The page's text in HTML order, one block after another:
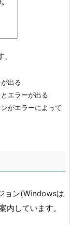
出る
エラーが出る
がエラーによって
ョン(Windowsは
しています。